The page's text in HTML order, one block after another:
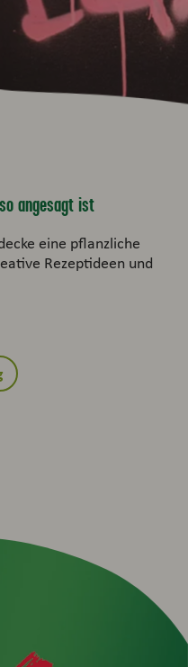
angesagt ist
eine pflanzliche
Rezeptideen und